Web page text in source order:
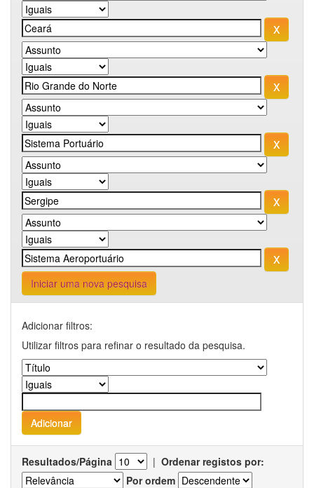
Iniciar uma nova pesquisa
Adicionar filtros:
Utilizar filtros para refinar o resultado da pesquisa.
Resultados/Página | Ordenar registos por:
Por ordem